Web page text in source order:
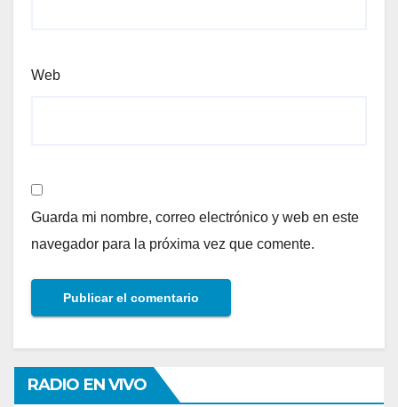
Web
Guarda mi nombre, correo electrónico y web en este
navegador para la próxima vez que comente.
RADIO EN VIVO